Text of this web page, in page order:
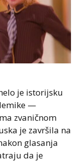
je istorijsku
—
zvaničnom
je završila na
glasanja
da je